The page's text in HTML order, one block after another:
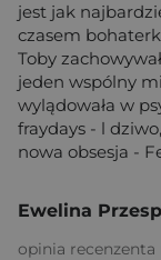
jest jak
czasem
Toby
jeden wspólny
wylądowała w
fraydays - l
nowa obsesja -
Ewelina
opinia